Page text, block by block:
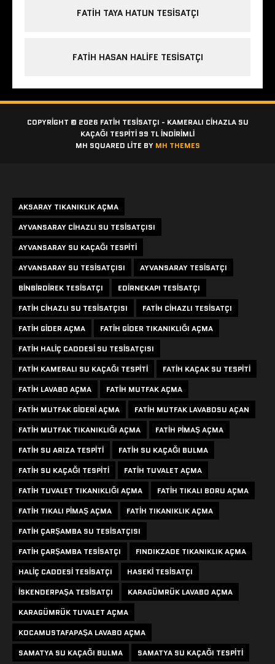
FATIH TAYA HATUN TESISATÇI
FATIH HASAN HALIFE TESISATÇI
COPYRIGHT © 2026 FATIH TESISATÇI - KAMERALI CIHAZLA SU
KAÇAĞI TESPITI 99 TL İNDİRİMLİ
MH SQUARED LITE BY MH THEMES
AKSARAY TIKANIKLIK AÇMA
AYVANSARAY CIHAZLI SU TESISATÇISI
AYVANSARAY SU KAÇAĞI TESPITI
AYVANSARAY SU TESISATÇISI
AYVANSARAY TESISATÇI
BINBIRDIREK TESISATÇI
EDIRNEKAPI TESISATÇI
FATIH CIHAZLI SU TESISATÇISI
FATIH CIHAZLI TESISATÇI
FATIH GIDER AÇMA
FATIH GIDER TIKANIKLIĞI AÇMA
FATIH HALIÇ CADDESI SU TESISATÇISI
FATIH KAMERALI SU KAÇAĞI TESPITI
FATIH KAÇAK SU TESPITI
FATIH LAVABO AÇMA
FATIH MUTFAK AÇMA
FATIH MUTFAK GIDERI AÇMA
FATIH MUTFAK LAVABOSU AÇAN
FATIH MUTFAK TIKANIKLIĞI AÇMA
FATIH PIMAŞ AÇMA
FATIH SU ARIZA TESPITI
FATIH SU KAÇAĞI BULMA
FATIH SU KAÇAĞI TESPITI
FATIH TUVALET AÇMA
FATIH TUVALET TIKANIKLIĞI AÇMA
FATIH TIKALI BORU AÇMA
FATIH TIKALI PIMAŞ AÇMA
FATIH TIKANIKLIK AÇMA
FATIH ÇARŞAMBA SU TESISATÇISI
FATIH ÇARŞAMBA TESISATÇI
FINDIKZADE TIKANIKLIK AÇMA
HALIÇ CADDESI TESISATÇI
HASEKI TESISATÇI
ISKENDERPAŞA TESISATÇI
KARAGÜMRÜK LAVABO AÇMA
KARAGÜMRÜK TUVALET AÇMA
KOCAMUSTAFAPAŞA LAVABO AÇMA
SAMATYA SU KAÇAĞI BULMA
SAMATYA SU KAÇAĞI TESPITI